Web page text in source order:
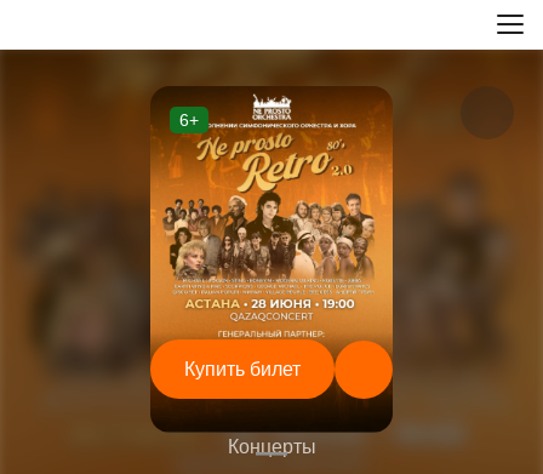
6+
Концерты
Купить билет
—